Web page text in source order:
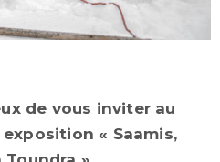
de vous inviter au
exposition « Saamis,